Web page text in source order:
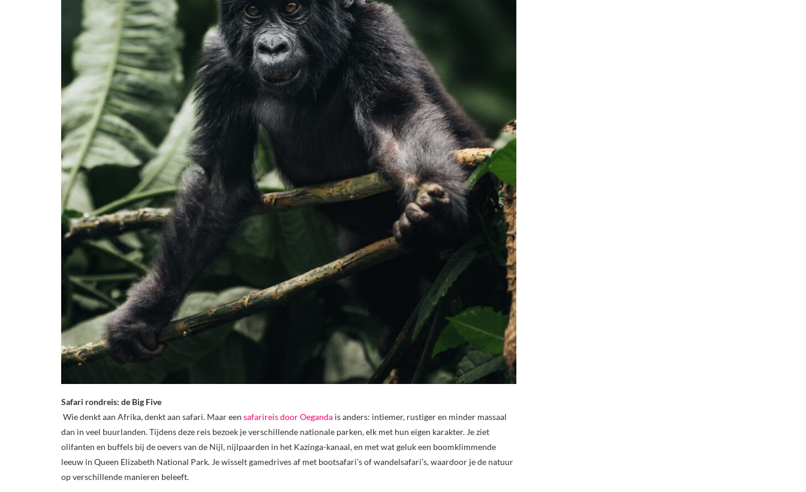
Safari rondreis: de Big Five
Wie denkt aan Afrika, denkt aan safari. Maar een safarireis door Oeganda is anders: intiemer, rustiger en minder massaal
dan in veel buurlanden. Tijdens deze reis bezoek je verschillende nationale parken, elk met hun eigen karakter. Je ziet
olifanten en buffels bij de oevers van de Nijl, nijlpaarden in het Kazinga-kanaal, en met wat geluk een boomklimmende
leeuw in Queen Elizabeth National Park. Je wisselt gamedrives af met bootsafari’s of wandelsafari’s, waardoor je de natuur
op verschillende manieren beleeft.